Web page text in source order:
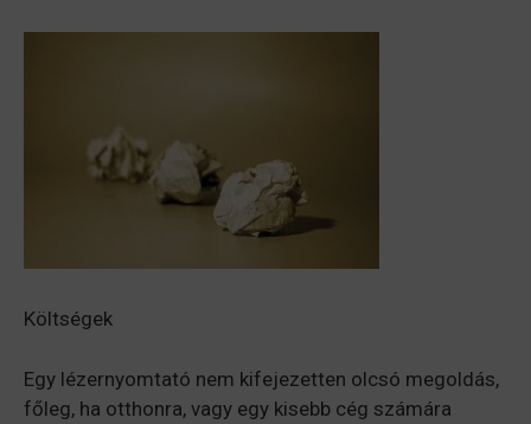
Költségek
Egy lézernyomtató nem kifejezetten olcsó megoldás,
főleg, ha otthonra, vagy egy kisebb cég számára